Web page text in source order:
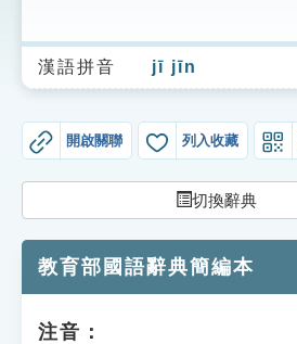
生字詞彙表
成語故事
索引選單
單字索引
漢語拼音 jī jīn
開啟關聯 列入收藏
切換辭典
教育部國語辭典簡編本
注音：